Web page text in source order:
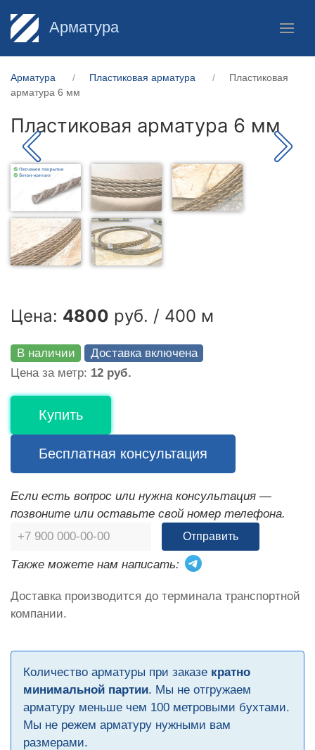
Арматура
Арматура Пластиковая арматура
Пластиковая
арматура 6 мм
Пластиковая арматура 6 мм
Цена: 4800 руб. / 400 м
В наличии
Доставка включена
Цена за метр: 12 руб.
Купить
Бесплатная консультация
Если есть вопрос или нужна консультация —
позвоните или оставьте свой номер телефона.
Отправить
Также можете нам написать:
Доставка производится до терминала транспортной
компании.
Количество арматуры при заказе кратно
минимальной партии. Мы не отгружаем
арматуру меньше чем 100 метровыми бухтами.
Мы не режем арматуру нужными вам
размерами.